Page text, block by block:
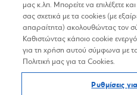
Όροι
Προσωπικά Δεδομένα
Δήλωση
μας κ.λπ. Μπορείτε να επιλέξετε
σας σχετικά με τα cookies (με
απαραίτητα) ακολουθώντας τον
Καθιστώντας κάποιο cookie
για τη χρήση αυτού σύμφωνα με
Πολιτική μας για τα Cookies.
Ρυθμίσεις